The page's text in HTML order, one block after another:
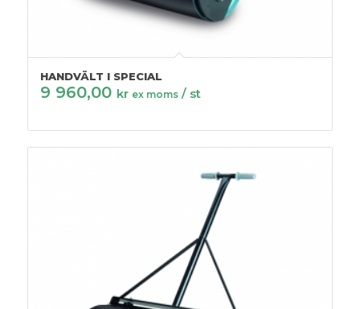
HANDVÄLT I SPECIAL
9 960,00 kr ex moms / st